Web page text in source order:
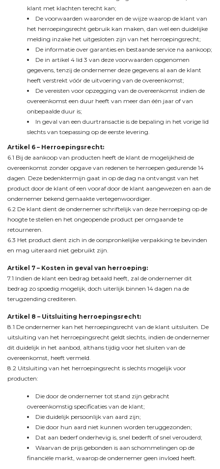
klant met klachten terecht kan;
De voorwaarden waaronder en de wijze waarop de klant van
het herroepingsrecht gebruik kan maken, dan wel een duidelijke
melding inzake het uitgesloten zijn van het herroepingsrecht;
De informatie over garanties en bestaande service na aankoop;
De in artikel 4 lid 3 van deze voorwaarden opgenomen
gegevens, tenzij de ondernemer deze gegevens al aan de klant
heeft verstrekt vóór de uitvoering van de overeenkomst;
De vereisten voor opzegging van de overeenkomst indien de
overeenkomst een duur heeft van meer dan één jaar of van
onbepaalde duur is;
In geval van een duurtransactie is de bepaling in het vorige lid
slechts van toepassing op de eerste levering.
Artikel 6 – Herroepingsrecht:
6.1 Bij de aankoop van producten heeft de klant de mogelijkheid de
overeenkomst zonder opgave van redenen te herroepen gedurende 14
dagen. Deze bedenktermijn gaat in op de dag na ontvangst van het
product door de klant of een vooraf door de klant aangewezen en aan de
ondernemer bekend gemaakte vertegenwoordiger.
6.2 De klant dient de ondernemer schriftelijk van deze herroeping op de
hoogte te stellen en het ongeopende product per omgaande te
retourneren.
6.3 Het product dient zich in de oorspronkelijke verpakking te bevinden
en mag uiteraard niet gebruikt zijn.
Artikel 7 – Kosten in geval van herroeping:
7.1 Indien de klant een bedrag betaald heeft, zal de ondernemer dit
bedrag zo spoedig mogelijk, doch uiterlijk binnen 14 dagen na de
terugzending crediteren.
Artikel 8 – Uitsluiting herroepingsrecht:
8.1 De ondernemer kan het herroepingsrecht van de klant uitsluiten. De
uitsluiting van het herroepingsrecht geldt slechts, indien de ondernemer
dit duidelijk in het aanbod, althans tijdig voor het sluiten van de
overeenkomst, heeft vermeld.
8.2 Uitsluiting van het herroepingsrecht is slechts mogelijk voor
producten:
Die door de ondernemer tot stand zijn gebracht
overeenkomstig specificaties van de klant;
Die duidelijk persoonlijk van aard zijn;
Die door hun aard niet kunnen worden teruggezonden;
Dat aan bederf onderhevig is, snel bederft of snel verouderd;
Waarvan de prijs gebonden is aan schommelingen op de
financiële markt, waarop de ondernemer geen invloed heeft.